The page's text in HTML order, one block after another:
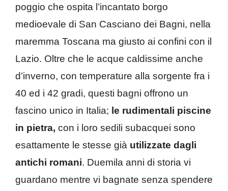
poggio che ospita l’incantato borgo
medioevale di San Casciano dei Bagni, nella
maremma Toscana ma giusto ai confini con il
Lazio. Oltre che le acque caldissime anche
d’inverno, con temperature alla sorgente fra i
40 ed i 42 gradi, questi bagni offrono un
fascino unico in Italia; le rudimentali piscine
in pietra, con i loro sedili subacquei sono
esattamente le stesse già utilizzate dagli
antichi romani. Duemila anni di storia vi
guardano mentre vi bagnate senza spendere